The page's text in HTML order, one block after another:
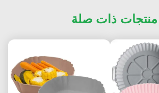
منتجات ذات صلة